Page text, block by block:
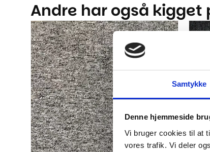
Samtykke
Denne hjemmeside
Vi bruger cookies til at
vores trafik. Vi deler
Andre har også kigget